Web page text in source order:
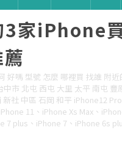
3家iPhone
好嗎 型號 怎麼 哪裡買 找誰 附
市 北屯 西屯 大里 太平 南屯 豐
社 中區 石岡 和平 iPhone12
11、iPhone Xs Max、
7 plus、iPhone 7、iPhone 6s